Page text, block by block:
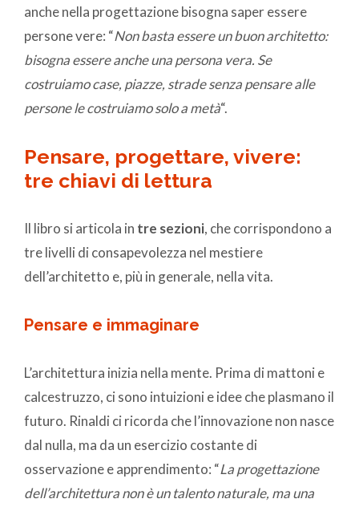
anche nella progettazione bisogna saper essere
persone vere: “Non basta essere un buon architetto:
bisogna essereanche una persona vera. Se
costruiamo case, piazze, strade senza pensare alle
persone le costruiamo solo a metà“.
Pensare, progettare, vivere:
tre chiavi di lettura
Il libro si articola in tre sezioni, che corrispondono a
tre livelli di consapevolezza nel mestiere
dell’architetto e, più in generale, nella vita.
Pensare e immaginare
L’architettura inizia nella mente. Prima di mattoni e
calcestruzzo, ci sono intuizioni e idee che plasmano il
futuro. Rinaldi ci ricorda che l’innovazione non nasce
dal nulla, ma da un esercizio costante di
osservazione e apprendimento: “La progettazione
dell’architettura non è un talento naturale, ma una